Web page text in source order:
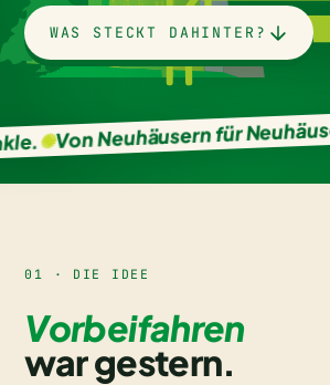
WAS STECKT DAHINTER?
✺Von Neuhäusern für Neuhäuser.
01 · DIE IDEE
Vorbeifahren
war gestern.